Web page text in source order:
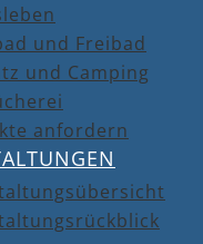
und Freibad
und Camping
anfordern